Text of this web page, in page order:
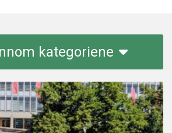
kategoriene